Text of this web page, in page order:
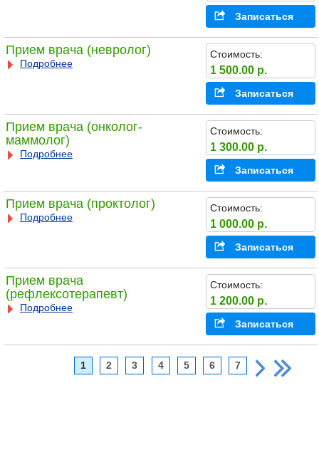
Записаться
Прием врача (невролог)
Подробнее
Стоимость:
1 500.00 р.
Записаться
Прием врача (онколог-
маммолог)
Подробнее
Стоимость:
1 300.00 р.
Записаться
Прием врача (проктолог)
Подробнее
Стоимость:
1 000.00 р.
Записаться
Прием врача
(рефлексотерапевт)
Подробнее
Стоимость:
1 200.00 р.
Записаться
1 2 3 4 5 6 7